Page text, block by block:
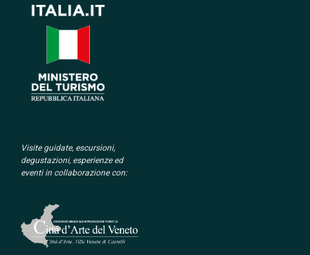
Visite guidate, escursioni,
degustazioni, esperienze ed
eventi in collaborazione con: